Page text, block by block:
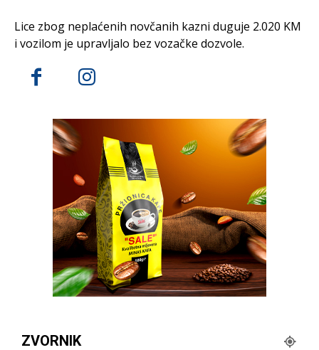
Lice zbog neplaćenih novčanih kazni duguje 2.020 KM
i vozilom je upravljalo bez vozačke dozvole.
ZVORNIK